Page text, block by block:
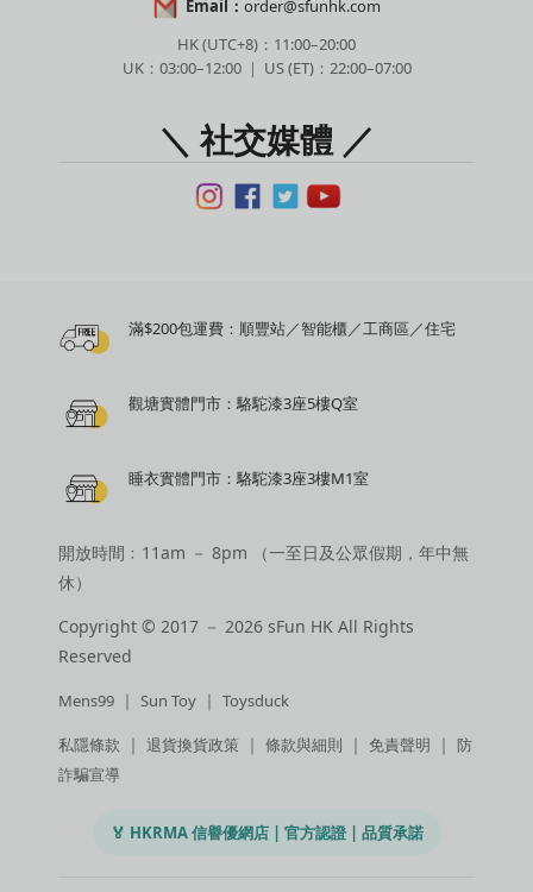
Email： order@sfunhk.com
HK (UTC+8)：11:00–20:00
UK：03:00–12:00 ｜ US (ET)：22:00–07:00
＼ 社交媒體 ／
滿$200包運費：順豐站／智能櫃／工商區／住宅
觀塘實體門市：駱駝漆3座5樓Q室
睡衣實體門市：駱駝漆3座3樓M1室
開放時間﹕11am － 8pm （一至日及公眾假期，年中無
休）
Copyright © 2017 － 2026 sFun HK All Rights
Reserved
Mens99 ｜ Sun Toy ｜ Toysduck
私隱條款 ｜ 退貨換貨政策 ｜ 條款與細則 ｜ 免責聲明 ｜ 防
詐騙宣導
🏅 HKRMA 信譽優網店 | 官方認證 | 品質承諾